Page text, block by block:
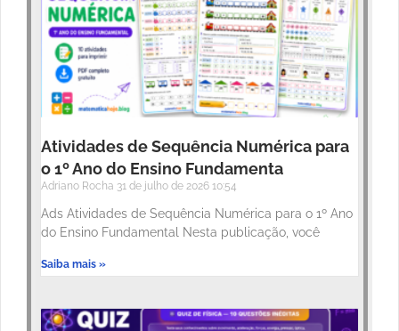
Atividades de Sequência Numérica para
o 1º Ano do Ensino Fundamenta
Adriano Rocha 31 de julho de 2026 10:54
Ads Atividades de Sequência Numérica para o 1º Ano
do Ensino Fundamental Nesta publicação, você
Saiba mais »